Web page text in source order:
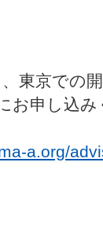
東京での
お申し込
a.org/